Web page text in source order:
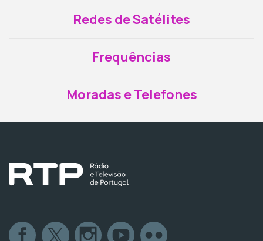
Redes de Satélites
Frequências
Moradas e Telefones